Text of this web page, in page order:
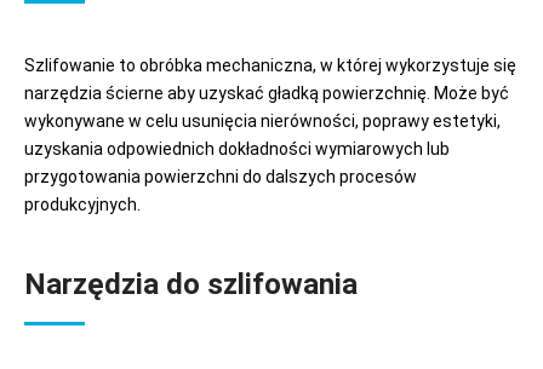
Szlifowanie to obróbka mechaniczna, w której wykorzystuje się
narzędzia ścierne aby uzyskać gładką powierzchnię. Może być
wykonywane w celu usunięcia nierówności, poprawy estetyki,
uzyskania odpowiednich dokładności wymiarowych lub
przygotowania powierzchni do dalszych procesów
produkcyjnych.
Narzędzia do szlifowania